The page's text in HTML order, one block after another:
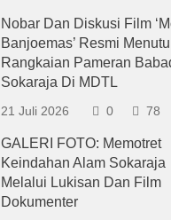
Nobar Dan Diskusi Film
Banjoemas’ Resmi
Rangkaian Pameran
Sokaraja Di MDTL
21 Juli 2026 0 78
GALERI FOTO: Memotret
Keindahan Alam Sokaraja
Melalui Lukisan Dan Film
Dokumenter